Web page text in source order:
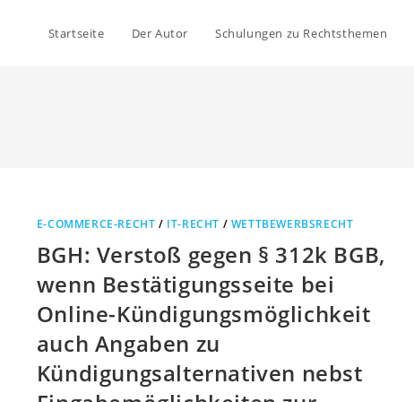
Startseite Der Autor Schulungen zu Rechtsthemen
E-COMMERCE-RECHT / IT-RECHT / WETTBEWERBSRECHT
BGH: Verstoß gegen § 312k BGB,
wenn Bestätigungsseite bei
Online-Kündigungsmöglichkeit
auch Angaben zu
Kündigungsalternativen nebst